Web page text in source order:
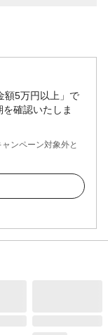
額5万円以上」で
確認いたしま
ンペーン対象外と